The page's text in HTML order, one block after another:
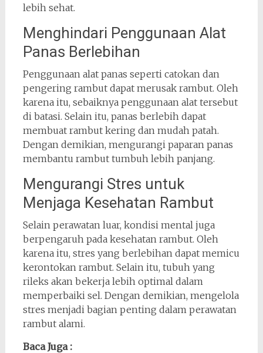
lebih sehat.
Menghindari Penggunaan Alat
Panas Berlebihan
Penggunaan alat panas seperti catokan dan
pengering rambut dapat merusak rambut. Oleh
karena itu, sebaiknya penggunaan alat tersebut
di batasi. Selain itu, panas berlebih dapat
membuat rambut kering dan mudah patah.
Dengan demikian, mengurangi paparan panas
membantu rambut tumbuh lebih panjang.
Mengurangi Stres untuk
Menjaga Kesehatan Rambut
Selain perawatan luar, kondisi mental juga
berpengaruh pada kesehatan rambut. Oleh
karena itu, stres yang berlebihan dapat memicu
kerontokan rambut. Selain itu, tubuh yang
rileks akan bekerja lebih optimal dalam
memperbaiki sel. Dengan demikian, mengelola
stres menjadi bagian penting dalam perawatan
rambut alami.
Baca Juga :